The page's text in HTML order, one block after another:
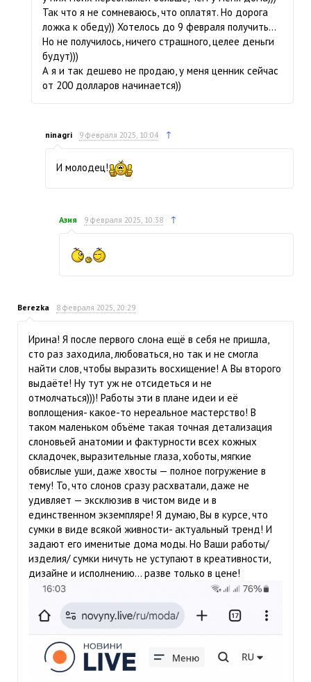
Так что я не сомневаюсь, что оплатят. Но дорога
ложка к обеду)) Хотелось до 9 февраля получить…
Но не получилось, ничего страшного, целее деньги
будут)))
А я и так дешево не продаю, у меня ценник сейчас
от 200 долларов начинается))
ninagri 9 февраля 2025, 10:04 ↑
И молодец!
Азия 9 февраля 2025, 10:38 ↑
Berezka 8 февраля 2025, 20:29
Ирина! Я после первого слона ещё в себя не пришла,
сто раз заходила, любоваться, но так и не смогла
найти слов, чтобы выразить восхищение! А Вы второго
выдаёте! Ну тут уж не отсидеться и не
отмолчаться)))! Работы эти в плане идеи и её
воплощения- какое-то нереальное мастерство! В
таком маленьком объёме такая точная детализация
слоновьей анатомии и фактурности всех кожных
складочек, выразительные глаза, хоботы, мягкие
обвислые уши, даже хвосты — полное погружение в
тему! То, что слонов сразу расхватали, даже не
удивляет — эксклюзив в чистом виде и в
единственном экземпляре! Я думаю, Вы в курсе, что
сумки в виде всякой живности- актуальный тренд! И
задают его именитые дома моды. Но Ваши работы/
изделия/ сумки ничуть не уступают в креативности,
дизайне и исполнению… разве только в цене!